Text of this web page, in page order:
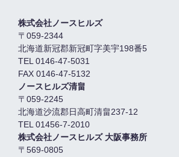
株式会社ノースヒルズ
〒059-2344
北海道新冠郡新冠町字美宇198番5
TEL 0146-47-5031
FAX 0146-47-5132
ノースヒルズ清畠
〒059-2245
北海道沙流郡日高町清畠237-12
TEL 01456-7-2010
株式会社ノースヒルズ 大阪事務所
〒569-0805